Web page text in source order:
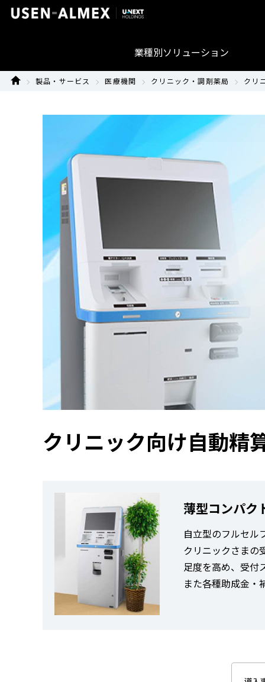
業種別ソリューション
製品・サービス 医療機関 クリニック・調剤薬局 クリ
クリニック向け自動精
薄型コンパク
自立型のフルセル
クリニックさまの
足度を高め、受付
また各種助成金・